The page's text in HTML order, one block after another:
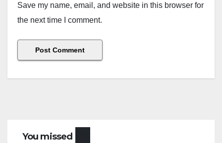
Save my name, email, and website in this browser for
the next time I comment.
You missed